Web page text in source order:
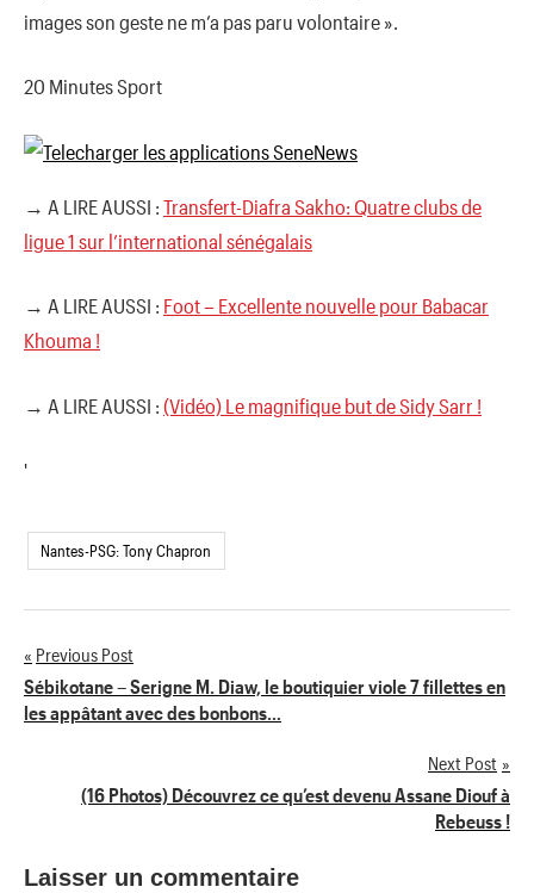
images son geste ne m’a pas paru volontaire ».
20 Minutes Sport
→ A LIRE AUSSI : Transfert-Diafra Sakho: Quatre clubs de
ligue 1 sur l’international sénégalais
→ A LIRE AUSSI : Foot – Excellente nouvelle pour Babacar
Khouma !
→ A LIRE AUSSI : (Vidéo) Le magnifique but de Sidy Sarr !
'
Nantes-PSG: Tony Chapron
Navigation
de
Previous Post
Sébikotane – Serigne M. Diaw, le boutiquier viole 7 fillettes en
les appâtant avec des bonbons…
Next Post
(16 Photos) Découvrez ce qu’est devenu Assane Diouf à
Rebeuss !
Laisser un commentaire